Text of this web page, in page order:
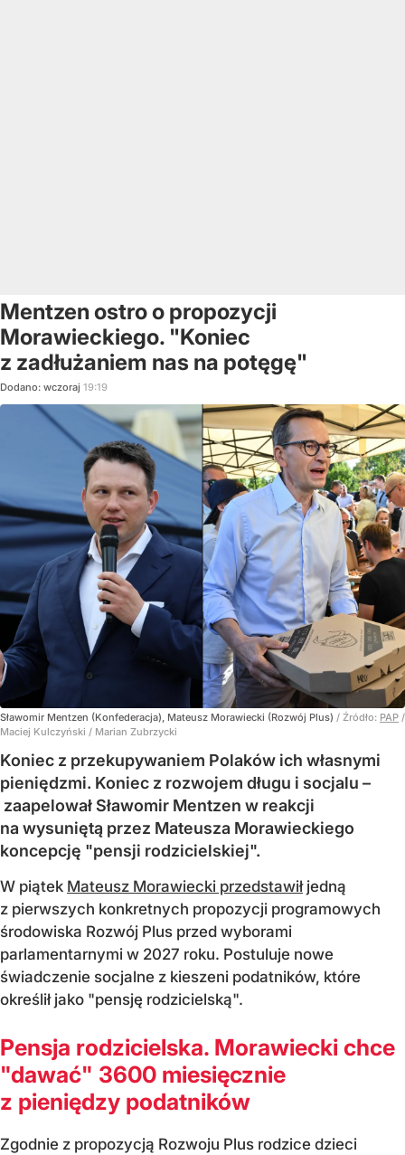
Mentzen ostro o propozycji
Morawieckiego. "Koniec
z zadłużaniem nas na potęgę"
Dodano: wczoraj 19:19
Sławomir Mentzen (Konfederacja), Mateusz Morawiecki (Rozwój Plus) / Źródło: PAP /
Maciej Kulczyński / Marian Zubrzycki
Koniec z przekupywaniem Polaków ich własnymi
pieniędzmi. Koniec z rozwojem długu i socjalu –
zaapelował Sławomir Mentzen w reakcji
na wysuniętą przez Mateusza Morawieckiego
koncepcję "pensji rodzicielskiej".
W piątek Mateusz Morawiecki przedstawiłjedną
z pierwszych konkretnych propozycji programowych
środowiska Rozwój Plus przed wyborami
parlamentarnymi w 2027 roku. Postuluje nowe
świadczenie socjalne z kieszeni podatników, które
określił jako "pensję rodzicielską".
Pensja rodzicielska. Morawiecki chce
"dawać" 3600 miesięcznie
z pieniędzy podatników
Zgodnie z propozycją Rozwoju Plus rodzice dzieci